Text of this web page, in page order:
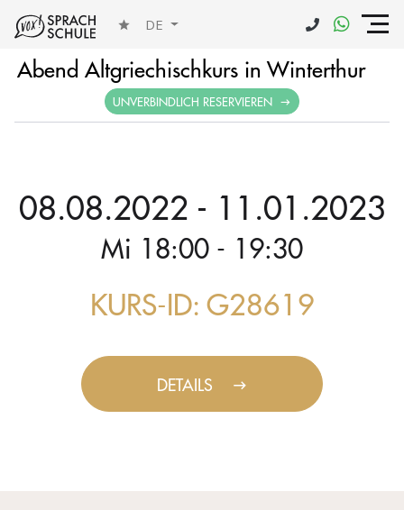
DE
Abend Altgriechischkurs in Winterthur
UNVERBINDLICH RESERVIEREN
08.08.2022 - 11.01.2023
Mi 18:00 - 19:30
KURS-ID: G28619
DETAILS